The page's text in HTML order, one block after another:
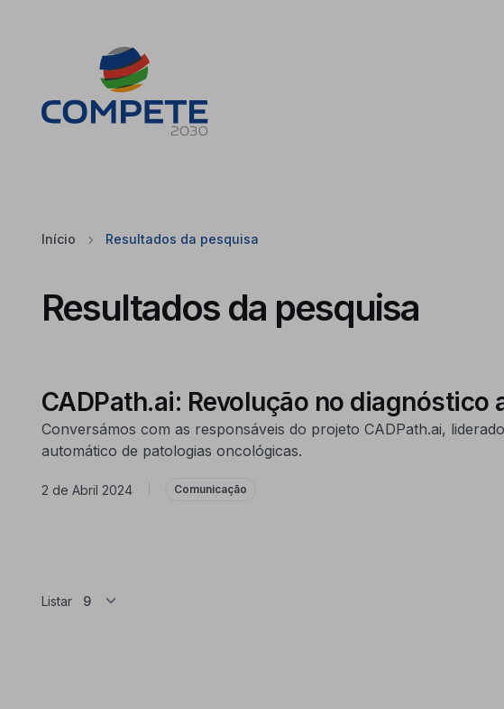
Início Resultados da pesquisa
Resultados da pesquisa
CADPath.ai: Revolução no
Conversámos com as responsáveis do projeto CADPath.ai,
automático de patologias oncológicas.
2 de Abril 2024 Comunicação
Listar